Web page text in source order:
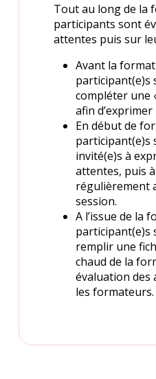
Tout au long de la
participants sont
attentes puis sur
Avant la
participant(e)s
compléter une
afin
En début de
participant(e)s
invité(e)s à
attentes, puis
régulièrement
session.
A l’issue de la
participant(e)s
remplir une
chaud de la
évaluation des
les formateurs.